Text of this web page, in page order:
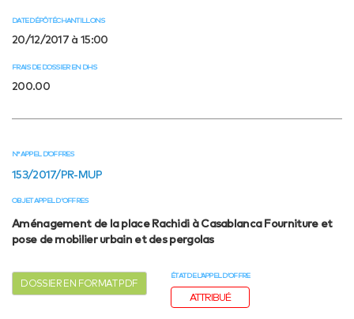
DATE DÉPÔT ÉCHANTILLONS
20/12/2017 à 15:00
FRAIS DE DOSSIER EN DHS
200.00
N° APPEL D’OFFRES
153/2017/PR-MUP
OBJET APPEL D'OFFRES
Aménagement de la place Rachidi à Casablanca Fourniture et
pose de mobilier urbain et des pergolas
DOSSIER EN FORMAT PDF
ÉTAT DE L’APPEL D’OFFRE
ATTRIBUÉ